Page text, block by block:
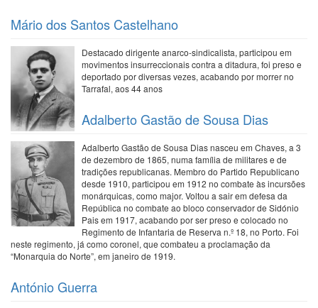
Mário dos Santos Castelhano
Destacado dirigente anarco-sindicalista, participou em
movimentos insurreccionais contra a ditadura, foi preso e
deportado por diversas vezes, acabando por morrer no
Tarrafal, aos 44 anos
Adalberto Gastão de Sousa Dias
Adalberto Gastão de Sousa Dias nasceu em Chaves, a 3
de dezembro de 1865, numa família de militares e de
tradições republicanas. Membro do Partido Republicano
desde 1910, participou em 1912 no combate às incursões
monárquicas, como major. Voltou a sair em defesa da
República no combate ao bloco conservador de Sidónio
Pais em 1917, acabando por ser preso e colocado no
Regimento de Infantaria de Reserva n.º 18, no Porto. Foi
neste regimento, já como coronel, que combateu a proclamação da
“Monarquia do Norte”, em janeiro de 1919.
António Guerra